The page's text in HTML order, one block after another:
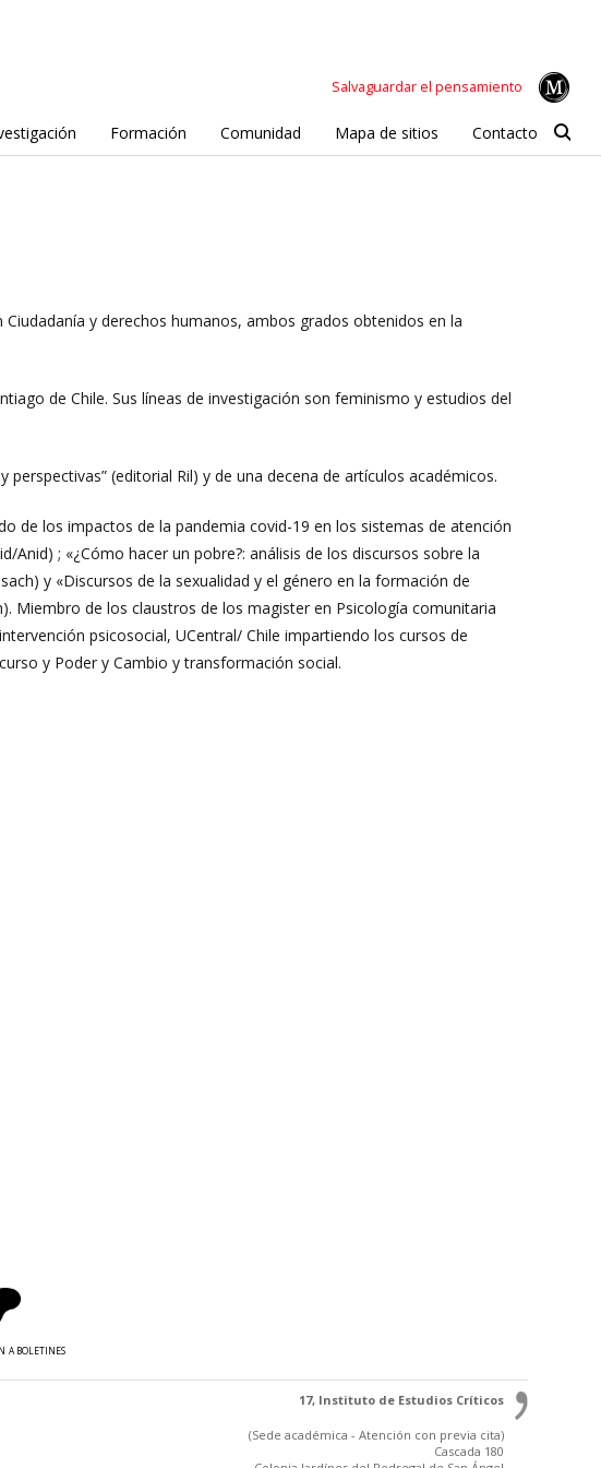
Salvaguardar el pensamiento
Formación Comunidad Mapa de sitios Contacto
y derechos humanos, ambos grados obtenidos en la
de Chile. Sus líneas de investigación son feminismo y estudios del
(editorial Ril) y de una decena de artículos académicos.
de los impactos de la pandemia covid-19 en los sistemas de atención
Anid) ; «¿Cómo hacer un pobre?: análisis de los discursos sobre la
y «Discursos de la sexualidad y el género en la formación de
Miembro de los claustros de los magister en Psicología comunitaria
psicosocial, UCentral/ Chile impartiendo los cursos de
y Poder y Cambio y transformación social.
A BOLETINES
17, Instituto de Estudios Críticos
(Sede académica - Atención con previa cita)
Cascada 180